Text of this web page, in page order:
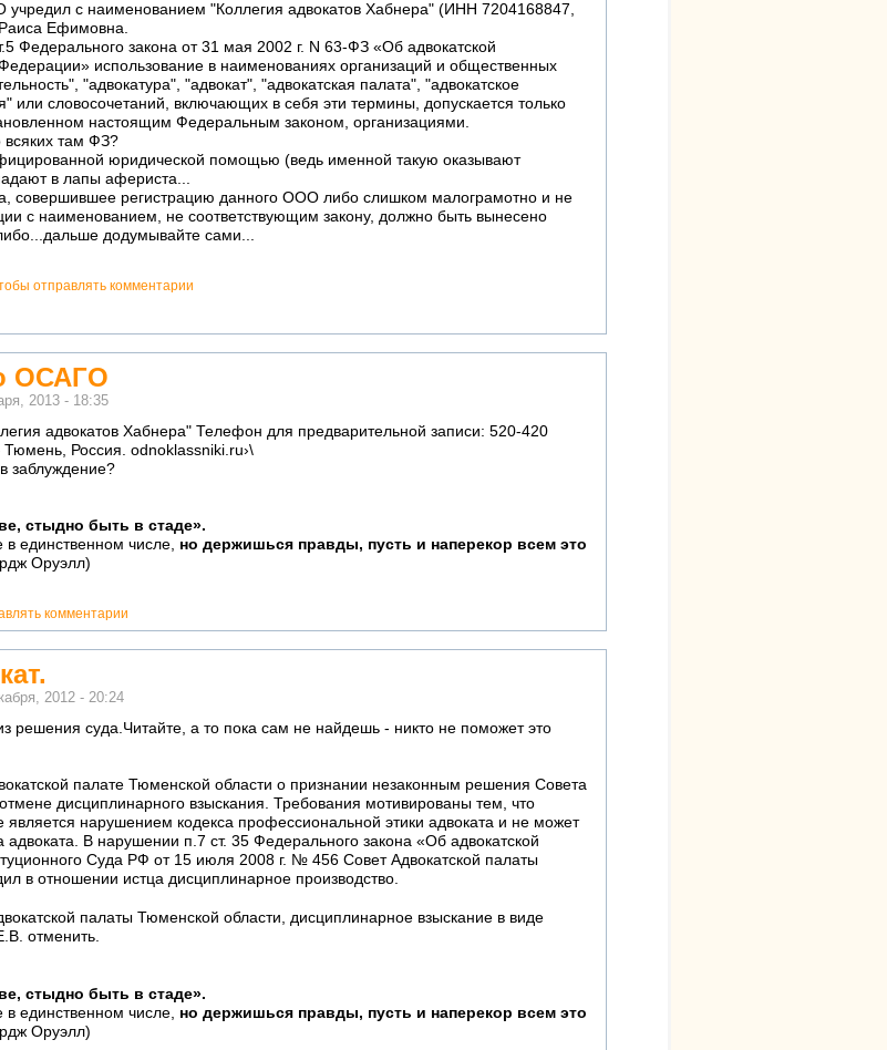
с наименованием "Коллегия адвокатов Хабнера" (ИНН 7204168847,
Ефимовна.
Федерального закона от 31 мая 2002 г. N 63-ФЗ «Об адвокатской
использование в наименованиях организаций и общественных
"адвокатура", "адвокат", "адвокатская палата", "адвокатское
или словосочетаний, включающих в себя эти термины, допускается только
настоящим Федеральным законом, организациями.
всяких там ФЗ?
юридической помощью (ведь именной такую оказывают
в лапы афериста...
совершившее регистрацию данного ООО либо слишком малограмотно и не
с наименованием, не соответствующим закону, должно быть вынесено
додумывайте сами...
отправлять комментарии
ОСАГО
2013 - 18:35
адвокатов Хабнера" Телефон для предварительной записи: 520-420
Россия. odnoklassniki.ru›\
заблуждение?
стыдно быть в стаде».
в единственном числе, но держишься правды, пусть и наперекор всем это
Оруэлл)
комментарии
2012 - 20:24
решения суда.Читайте, а то пока сам не найдешь - никто не поможет это
палате Тюменской области о признании незаконным решения Совета
дисциплинарного взыскания. Требования мотивированы тем, что
является нарушением кодекса профессиональной этики адвоката и не может
В нарушении п.7 ст. 35 Федерального закона «Об адвокатской
Суда РФ от 15 июля 2008 г. № 456 Совет Адвокатской палаты
в отношении истца дисциплинарное производство.
палаты Тюменской области, дисциплинарное взыскание в виде
отменить.
стыдно быть в стаде».
в единственном числе, но держишься правды, пусть и наперекор всем это
Оруэлл)